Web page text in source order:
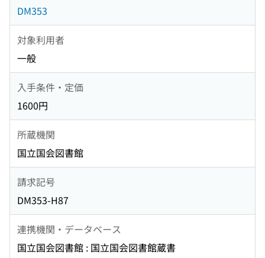
DM353
対象利用者
一般
入手条件・定価
1600円
所蔵機関
国立国会図書館
請求記号
DM353-H87
連携機関・データベース
国立国会図書館 : 国立国会図書館蔵書